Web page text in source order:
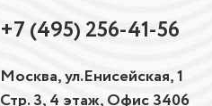
+7 (495) 256-41-56
Москва, ул.Енисейская, 1
Стр. 3, 4 этаж, Офис 3406